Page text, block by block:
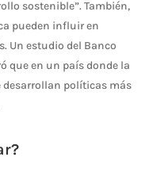
sostenible”. También,
pueden influir en
Un estudio del Banco
que en un país donde la
políticas más